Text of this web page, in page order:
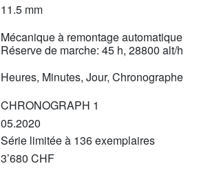
11.5 mm
Mécanique à remontage automatique
Réserve de marche: 45 h, 28800 alt/h
Heures, Minutes, Jour, Chronographe
CHRONOGRAPH 1
05.2020
Série limitée à 136exemplaires
3’680 CHF